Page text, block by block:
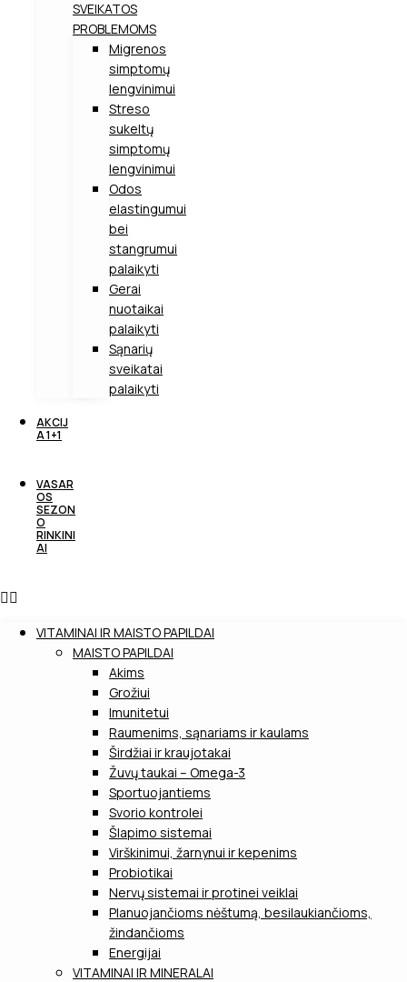
SVEIKATOS
PROBLEMOMS
Migrenos
simptomų
lengvinimui
Streso
sukeltų
simptomų
lengvinimui
Odos
elastingumui
bei
stangrumui
palaikyti
Gerai
nuotaikai
palaikyti
Sąnarių
sveikatai
palaikyti
AKCIJ
A 1+1
VASAR
OS
SEZON
O
RINKINI
AI
VITAMINAI IR MAISTO PAPILDAI
MAISTO PAPILDAI
Akims
Grožiui
Imunitetui
Raumenims, sąnariams ir kaulams
Širdžiai ir kraujotakai
Žuvų taukai – Omega-3
Sportuojantiems
Svorio kontrolei
Šlapimo sistemai
Virškinimui, žarnynui ir kepenims
Probiotikai
Nervų sistemai ir protinei veiklai
Planuojančioms nėštumą, besilaukiančioms,
žindančioms
Energijai
VITAMINAI IR MINERALAI